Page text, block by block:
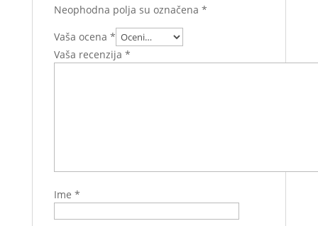
Neophodna polja su označena *
Vaša ocena *
Vaša recenzija *
Ime *